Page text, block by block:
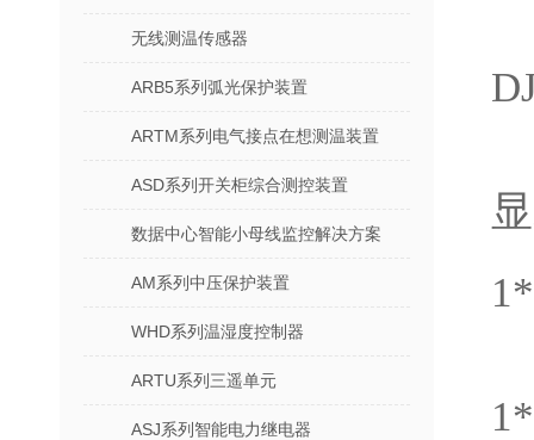
无线测温传感器
ARB5系列弧光保护装置
ARTM系列电气接点在想测温装置
ASD系列开关柜综合测控装置
数据中心智能小母线监控解决方案
AM系列中压保护装置
WHD系列温湿度控制器
ARTU系列三遥单元
ASJ系列智能电力继电器